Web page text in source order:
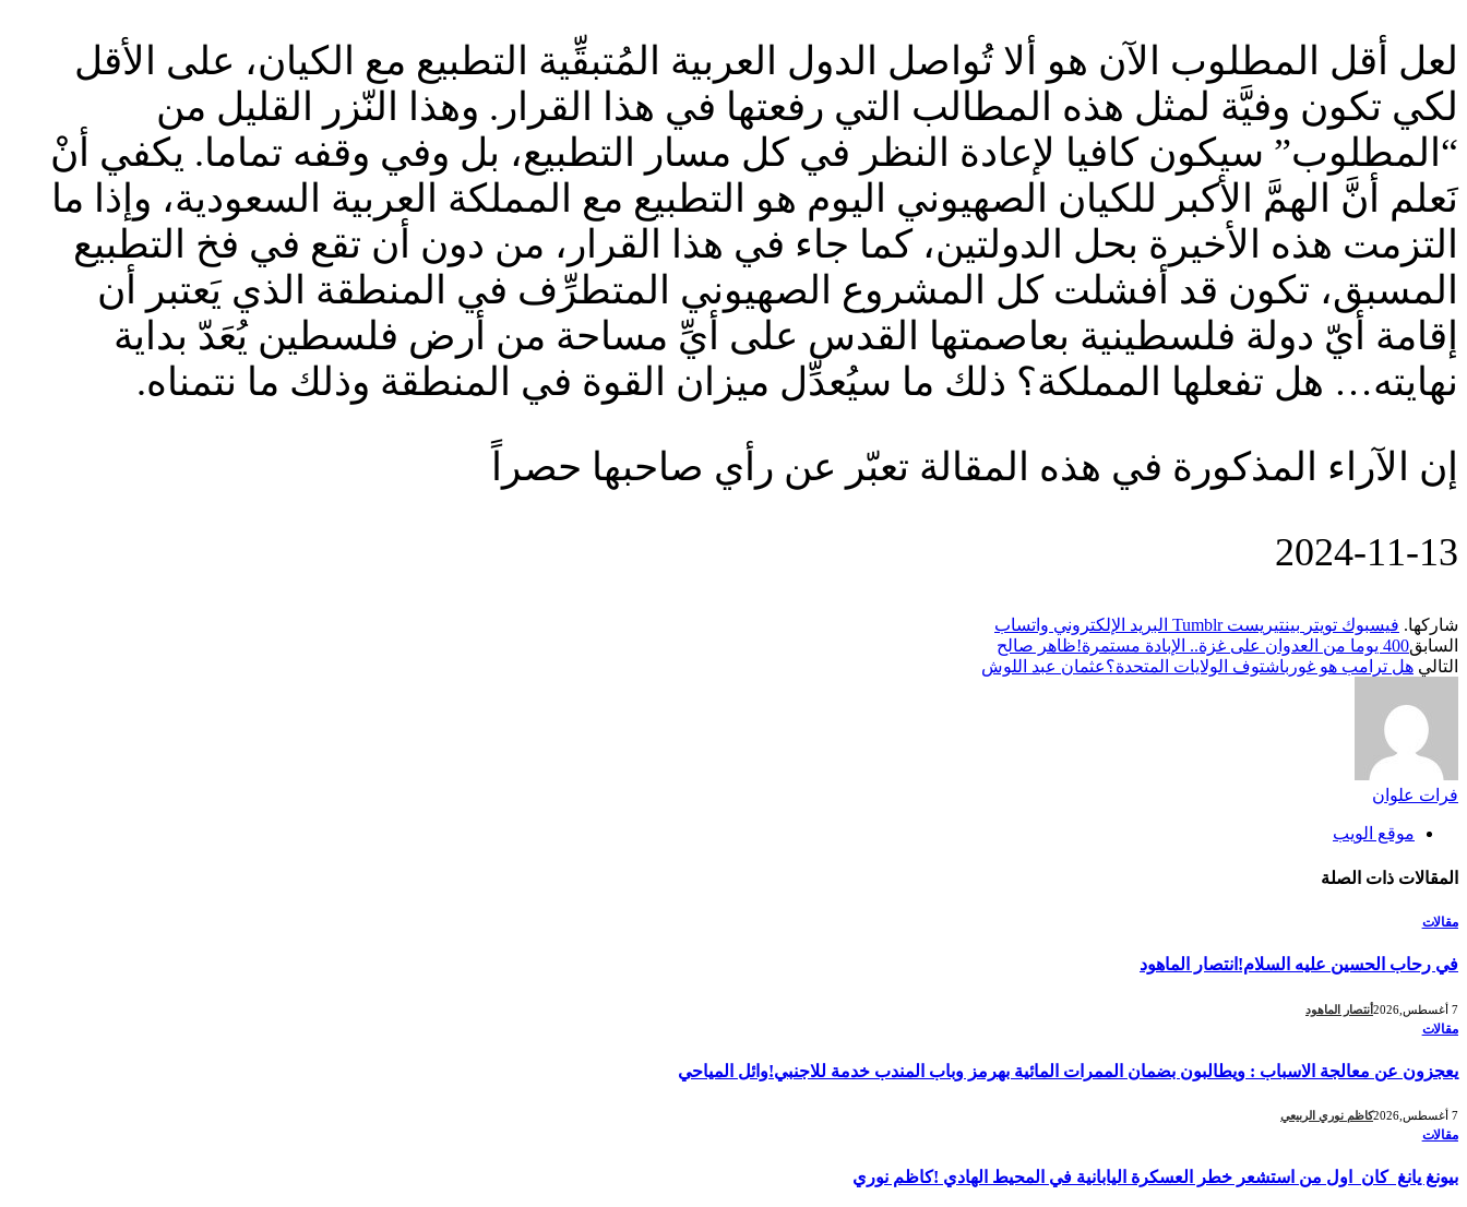
لعل أقل المطلوب الآن هو ألا تُواصل الدول العربية المُتبقِّية التطبيع مع الكيان، على الأقل
لكي تكون وفيَّة لمثل هذه المطالب التي رفعتها في هذا القرار. وهذا النّزر القليل من
“المطلوب” سيكون كافيا لإعادة النظر في كل مسار التطبيع، بل وفي وقفه تماما. يكفي أنْ
نَعلم أنَّ الهمَّ الأكبر للكيان الصهيوني اليوم هو التطبيع مع المملكة العربية السعودية، وإذا ما
التزمت هذه الأخيرة بحل الدولتين، كما جاء في هذا القرار، من دون أن تقع في فخ التطبيع
المسبق، تكون قد أفشلت كل المشروع الصهيوني المتطرِّف في المنطقة الذي يَعتبر أن
إقامة أيّ دولة فلسطينية بعاصمتها القدس على أيِّ مساحة من أرض فلسطين يُعَدّ بداية
نهايته… هل تفعلها المملكة؟ ذلك ما سيُعدِّل ميزان القوة في المنطقة وذلك ما نتمناه.
إن الآراء المذكورة في هذه المقالة تعبّر عن رأي صاحبها حصراً
‎2024-‎11-‎13
شاركها. فيسبوك تويتر بينتيريست Tumblr البريد الإلكتروني واتساب
السابق400 يوما من العدوان على غزة.. الإبادة مستمرة!ظاهر صالح
التالي هل ترامب هو غورباشتوف الولايات المتحدة؟عثمان عبد اللوش
فرات علوان
موقع الويب
المقالات ذات الصلة
مقالات
في رحاب الحسين عليه السلام!انتصار الماهود
7 أغسطس,2026 أنتصار الماهود
مقالات
يعجزون عن معالجة الاسباب : ويطالبون بضمان الممرات المائية بهرمز وباب المندب خدمة للاجنبي!وائل المياحي
7 أغسطس,2026 كاظم نوري الربيعي
مقالات
بيونغ يانغ كان اول من استشعر خطر العسكرة اليابانية في المحيط الهادي !كاظم نوري